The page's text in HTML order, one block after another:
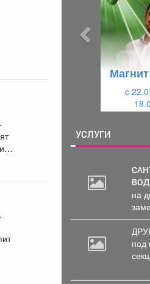
c
УСЛУГИ
САНТЕХНИКА - ПОВЕРКА
на
под